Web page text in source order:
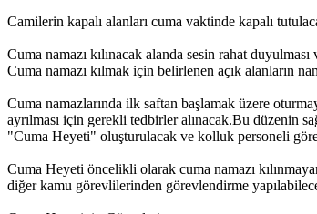
Camilerin kapalı alanları cuma vaktinde kapalı
Cuma namazı kılınacak alanda sesin rahat
Cuma namazı kılmak için belirlenen açık alanların
Cuma namazlarında ilk saftan başlamak üzere
ayrılması için gerekli tedbirler alınacak.Bu düzenin
"Cuma Heyeti" oluşturulacak ve kolluk personeli
Cuma Heyeti öncelikli olarak cuma namazı
diğer kamu görevlilerinden görevlendirme